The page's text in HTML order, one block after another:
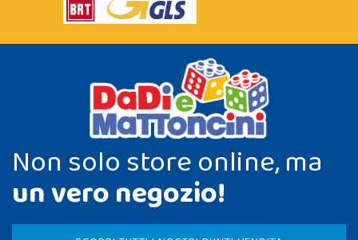
Non solo store online, ma
un vero negozio!